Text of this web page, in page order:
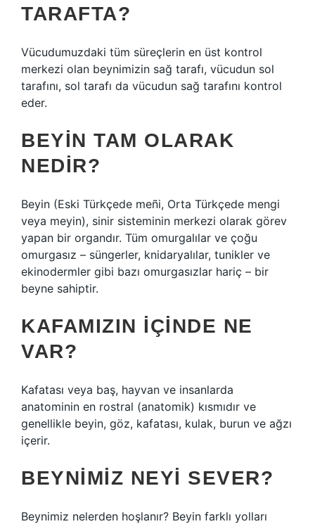
TARAFTA?
Vücudumuzdaki tüm süreçlerin en üst kontrol
merkezi olan beynimizin sağ tarafı, vücudun sol
tarafını, sol tarafı da vücudun sağ tarafını kontrol
eder.
BEYIN TAM OLARAK
NEDIR?
Beyin (Eski Türkçede meñi, Orta Türkçede mengi
veya meyin), sinir sisteminin merkezi olarak görev
yapan bir organdır. Tüm omurgalılar ve çoğu
omurgasız – süngerler, knidaryalılar, tunikler ve
ekinodermler gibi bazı omurgasızlar hariç – bir
beyne sahiptir.
KAFAMIZIN IÇINDE NE
VAR?
Kafatası veya baş, hayvan ve insanlarda
anatominin en rostral (anatomik) kısmıdır ve
genellikle beyin, göz, kafatası, kulak, burun ve ağzı
içerir.
BEYNIMIZ NEYI SEVER?
Beynimiz nelerden hoşlanır? Beyin farklı yolları